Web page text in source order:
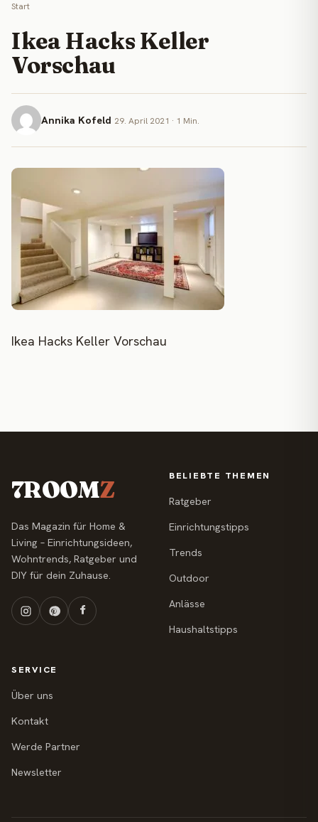
Start
Ikea Hacks Keller
Vorschau
Annika Kofeld 29. April 2021 · 1 Min.
Ikea Hacks Keller Vorschau
7ROOMZ
Das Magazin für Home &
Living – Einrichtungsideen,
Wohntrends, Ratgeber und
DIY für dein Zuhause.
BELIEBTE THEMEN
Ratgeber
Einrichtungstipps
Trends
Outdoor
Anlässe
Haushaltstipps
SERVICE
Über uns
Kontakt
Werde Partner
Newsletter